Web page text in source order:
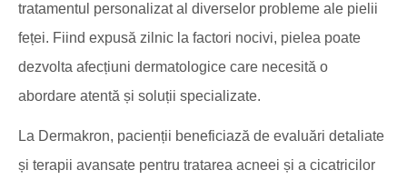
tratamentul personalizat al diverselor probleme ale pielii
feței. Fiind expusă zilnic la factori nocivi, pielea poate
dezvolta afecțiuni dermatologice care necesită o
abordare atentă și soluții specializate.
La Dermakron, pacienții beneficiază de evaluări detaliate
și terapii avansate pentru tratarea acneei și a cicatricilor